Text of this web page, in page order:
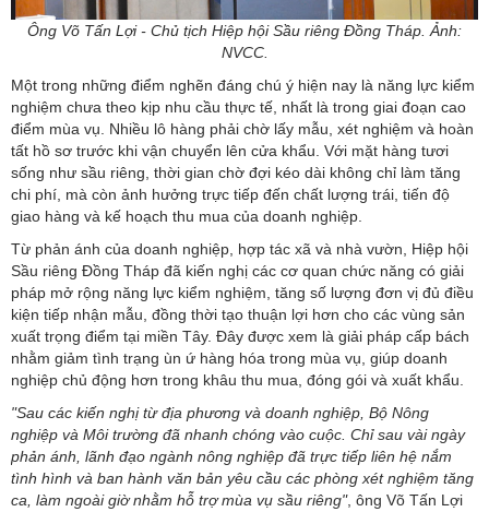
Ông Võ Tấn Lợi - Chủ tịch Hiệp hội Sầu riêng Đồng Tháp. Ảnh:
NVCC.
Một trong những điểm nghẽn đáng chú ý hiện nay là năng lực kiểm
nghiệm chưa theo kịp nhu cầu thực tế, nhất là trong giai đoạn cao
điểm mùa vụ. Nhiều lô hàng phải chờ lấy mẫu, xét nghiệm và hoàn
tất hồ sơ trước khi vận chuyển lên cửa khẩu. Với mặt hàng tươi
sống như sầu riêng, thời gian chờ đợi kéo dài không chỉ làm tăng
chi phí, mà còn ảnh hưởng trực tiếp đến chất lượng trái, tiến độ
giao hàng và kế hoạch thu mua của doanh nghiệp.
Từ phản ánh của doanh nghiệp, hợp tác xã và nhà vườn, Hiệp hội
Sầu riêng Đồng Tháp đã kiến nghị các cơ quan chức năng có giải
pháp mở rộng năng lực kiểm nghiệm, tăng số lượng đơn vị đủ điều
kiện tiếp nhận mẫu, đồng thời tạo thuận lợi hơn cho các vùng sản
xuất trọng điểm tại miền Tây. Đây được xem là giải pháp cấp bách
nhằm giảm tình trạng ùn ứ hàng hóa trong mùa vụ, giúp doanh
nghiệp chủ động hơn trong khâu thu mua, đóng gói và xuất khẩu.
"Sau các kiến nghị từ địa phương và doanh nghiệp, Bộ Nông
nghiệp và Môi trường đã nhanh chóng vào cuộc. Chỉ sau vài ngày
phản ánh, lãnh đạo ngành nông nghiệp đã trực tiếp liên hệ nắm
tình hình và ban hành văn bản yêu cầu các phòng xét nghiệm tăng
ca, làm ngoài giờ nhằm hỗ trợ mùa vụ sầu riêng", ông Võ Tấn Lợi